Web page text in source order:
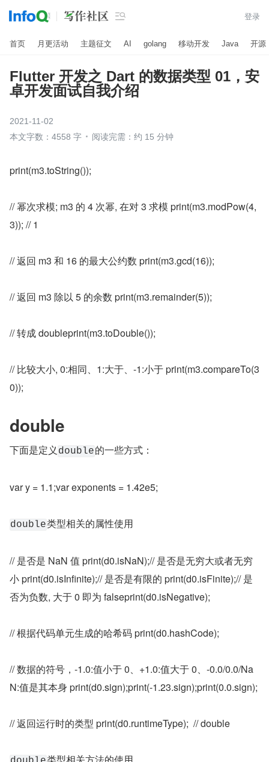
 登录
首页 月更活动 主题征文 AI golang 移动开发 Java 开源
Flutter 开发之 Dart 的数据类型 01，安
卓开发面试自我介绍
2021-11-02
本文字数：4558 字
阅读完需：约 15 分钟
print(m3.toString());
// 幂次求模; m3 的 4 次幂, 在对 3 求模 print(m3.modPow(4,
3)); // 1
// 返回 m3 和 16 的最大公约数 print(m3.gcd(16));
// 返回 m3 除以 5 的余数 print(m3.remainder(5));
// 转成 doubleprint(m3.toDouble());
// 比较大小, 0:相同、1:大于、-1:小于 print(m3.compareTo(3
0));
double
下面是定义 double的一些方式：
var y = 1.1;var exponents = 1.42e5;
double类型相关的属性使用
// 是否是 NaN 值 print(d0.isNaN);// 是否是无穷大或者无穷
小 print(d0.isInfinite);// 是否是有限的 print(d0.isFinite);// 是
否为负数, 大于 0 即为 falseprint(d0.isNegative);
// 根据代码单元生成的哈希码 print(d0.hashCode);
// 数据的符号，-1.0:值小于 0、+1.0:值大于 0、-0.0/0.0/Na
N:值是其本身 print(d0.sign);print(-1.23.sign);print(0.0.sign);
// 返回运行时的类型 print(d0.runtimeType);  // double